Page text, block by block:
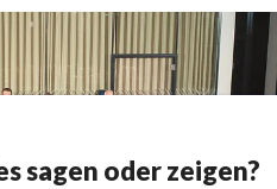
sagen oder zeigen?